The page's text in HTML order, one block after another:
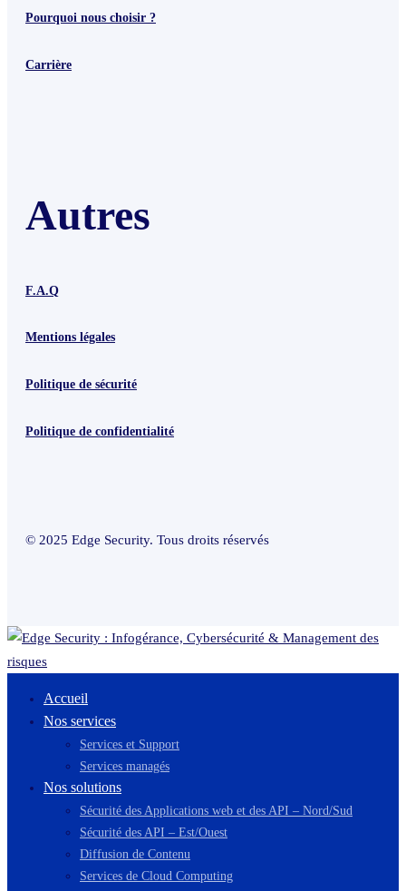
Pourquoi nous choisir ?
Carrière
Autres
F.A.Q
Mentions légales
Politique de sécurité
Politique de confidentialité
© 2025 Edge Security. Tous droits réservés
Accueil
Nos services
Services et Support
Services managés
Nos solutions
Sécurité des Applications web et des API – Nord/Sud
Sécurité des API – Est/Ouest
Diffusion de Contenu
Services de Cloud Computing